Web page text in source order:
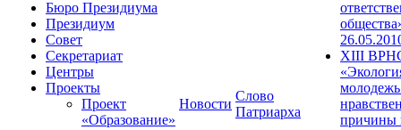
Бюро Президиума
Президиум
Совет
Секретариат
Центры
Проекты
Проект
«Образование»
Новости
Слово
Патриарха
XIII
причины